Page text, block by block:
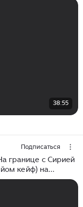
38:55
Подписаться
с Сирией
кейф) на